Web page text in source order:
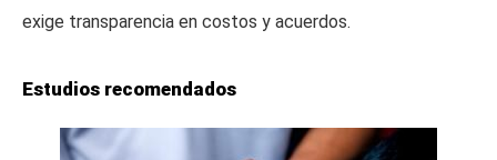
exige transparencia en costos y acuerdos.
Estudios recomendados